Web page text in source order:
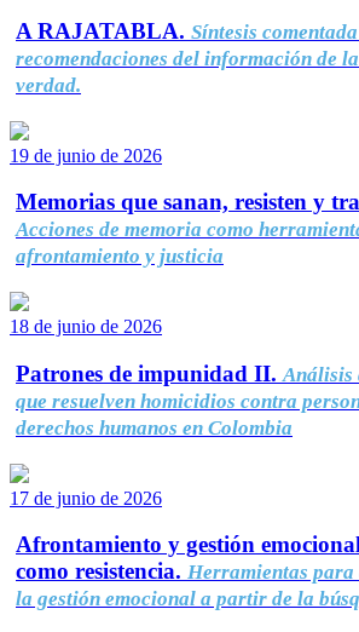
A RAJATABLA. Síntesis
recomendaciones del información de
verdad.
19 de junio de 2026
Memorias que sanan, resisten y
Acciones de memoria como
afrontamiento y justicia
18 de junio de 2026
Patrones de impunidad II. Análisis
que resuelven homicidios contra
derechos humanos en Colombia
17 de junio de 2026
Afrontamiento y gestión
como resistencia. Herramientas
la gestión emocional a partir de la